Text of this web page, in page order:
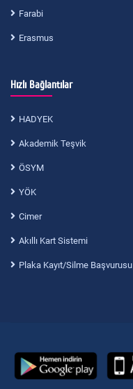
Farabi
Erasmus
Hızlı Bağlantılar
HADYEK
Akademik Teşvik
ÖSYM
YÖK
Cimer
Akıllı Kart Sistemi
Plaka Kayıt/Silme Başvurusu